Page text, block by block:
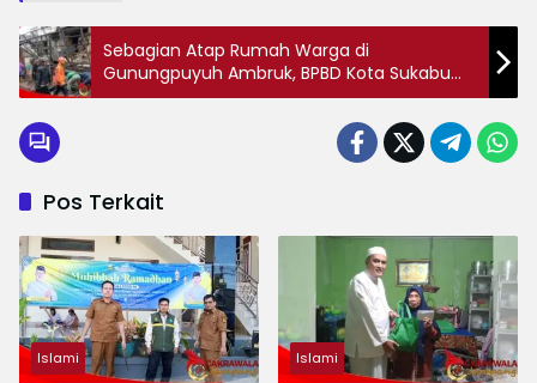
Sebagian Atap Rumah Warga di
Gunungpuyuh Ambruk, BPBD Kota Sukabumi
Lakukan Assessment
Pos Terkait
Islami Islami